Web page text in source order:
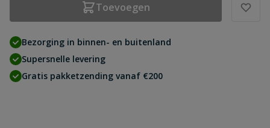
Toevoegen
Bezorging in binnen- en buitenland
Supersnelle levering
Gratis pakketzending vanaf €200